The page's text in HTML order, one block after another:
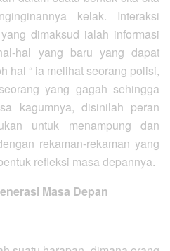
kelak. Interaksi
dimaksud ialah informasi
hal yang baru yang dapat
hal “ ia melihat seorang polisi,
yang gagah sehingga
kagumnya, disinilah peran
untuk menampung dan
rekaman-rekaman yang
refleksi masa depannya.
Masa Depan